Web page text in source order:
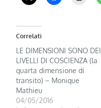
Correlati
LE DIMENSIONI SONO DEI
LIVELLI DI COSCIENZA (la
quarta dimensione di
transito) – Monique
Mathieu
04/05/2016